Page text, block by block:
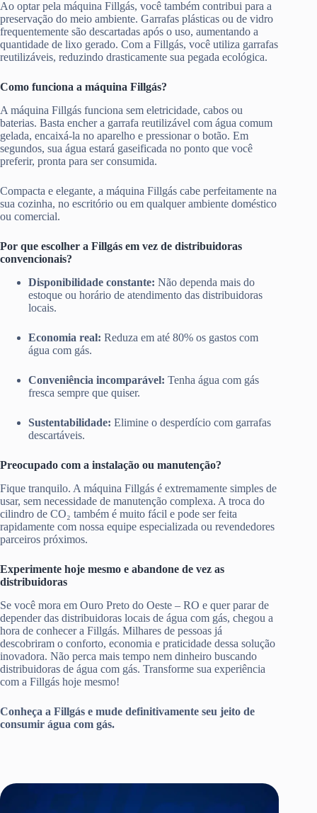
Ao optar pela máquina Fillgás, você também contribui para a
preservação do meio ambiente. Garrafas plásticas ou de vidro
frequentemente são descartadas após o uso, aumentando a
quantidade de lixo gerado. Com a Fillgás, você utiliza garrafas
reutilizáveis, reduzindo drasticamente sua pegada ecológica.
Como funciona a máquina Fillgás?
A máquina Fillgás funciona sem eletricidade, cabos ou
baterias. Basta encher a garrafa reutilizável com água comum
gelada, encaixá-la no aparelho e pressionar o botão. Em
segundos, sua água estará gaseificada no ponto que você
preferir, pronta para ser consumida.
Compacta e elegante, a máquina Fillgás cabe perfeitamente na
sua cozinha, no escritório ou em qualquer ambiente doméstico
ou comercial.
Por que escolher a Fillgás em vez de distribuidoras
convencionais?
Disponibilidade constante: Não dependa mais do
estoque ou horário de atendimento das distribuidoras
locais.
Economia real: Reduza em até 80% os gastos com
água com gás.
Conveniência incomparável: Tenha água com gás
fresca sempre que quiser.
Sustentabilidade: Elimine o desperdício com garrafas
descartáveis.
Preocupado com a instalação ou manutenção?
Fique tranquilo. A máquina Fillgás é extremamente simples de
usar, sem necessidade de manutenção complexa. A troca do
cilindro de CO₂ também é muito fácil e pode ser feita
rapidamente com nossa equipe especializada ou revendedores
parceiros próximos.
Experimente hoje mesmo e abandone de vez as
distribuidoras
Se você mora em Ouro Preto do Oeste – RO e quer parar de
depender das distribuidoras locais de água com gás, chegou a
hora de conhecer a Fillgás. Milhares de pessoas já
descobriram o conforto, economia e praticidade dessa solução
inovadora. Não perca mais tempo nem dinheiro buscando
distribuidoras de água com gás. Transforme sua experiência
com a Fillgás hoje mesmo!
Conheça a Fillgás e mude definitivamente seu jeito de
consumir água com gás.